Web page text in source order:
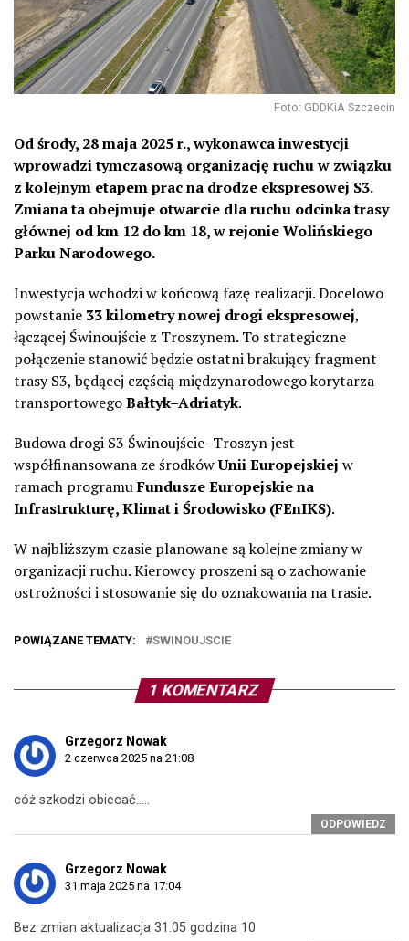
Foto: GDDKiA Szczecin
Od środy, 28 maja 2025 r., wykonawca inwestycji
wprowadzi tymczasową organizację ruchu w związku
z kolejnym etapem prac na drodze ekspresowej S3.
Zmiana ta obejmuje otwarcie dla ruchu odcinka trasy
głównej od km 12 do km 18, w rejonie Wolińskiego
Parku Narodowego.
Inwestycja wchodzi w końcową fazę realizacji. Docelowo
powstanie 33 kilometry nowej drogi ekspresowej,
łączącej Świnoujście z Troszynem. To strategiczne
połączenie stanowić będzie ostatni brakujący fragment
trasy S3, będącej częścią międzynarodowego korytarza
transportowegoBałtyk–Adriatyk.
Budowa drogi S3 Świnoujście–Troszyn jest
współfinansowana ze środkówUnii Europejskiej w
ramach programuFundusze Europejskie na
Infrastrukturę, Klimat i Środowisko (FEnIKS).
W najbliższym czasie planowane są kolejne zmiany w
organizacji ruchu. Kierowcy proszeni są o zachowanie
ostrożności i stosowanie się do oznakowania na trasie.
POWIĄZANE TEMATY: SWINOUJSCIE
1 KOMENTARZ
Grzegorz Nowak
2 czerwca 2025 na 21:08
cóż szkodzi obiecać…..
ODPOWIEDZ
Grzegorz Nowak
31 maja 2025 na 17:04
Bez zmian aktualizacja 31.05 godzina 10